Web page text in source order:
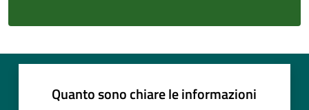
Quanto sono chiare le informazioni